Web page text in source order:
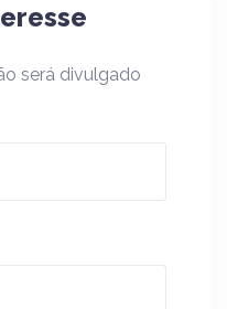
será divulgado